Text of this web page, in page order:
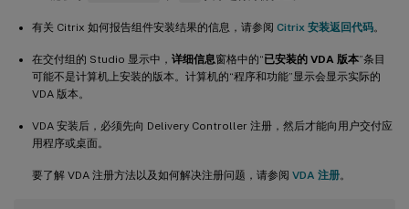
有关 Citrix 如何报告组件安装结果的信息，请参阅 Citrix 安装返回代码。
在交付组的 Studio 显示中， 详细信息窗格中的“已安装的 VDA 版本”条目
可能不是计算机上安装的版本。计算机的“程序和功能”显示会显示实际的
VDA 版本。
VDA 安装后，必须先向 Delivery Controller 注册，然后才能向用户交付应
用程序或桌面。
要了解 VDA 注册方法以及如何解决注册问题，请参阅 VDA 注册。